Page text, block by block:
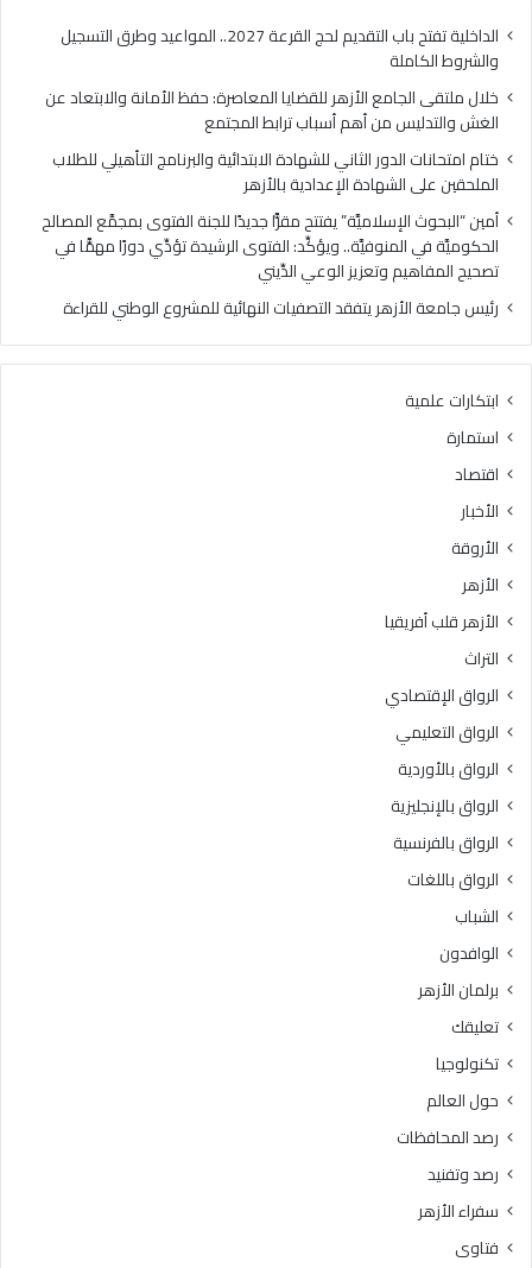
أهم
أسباب
ترابط
المجتمع
الداخلية تفتح باب التقديم لحج القرعة 2027.. المواعيد وطرق التسجيل
والشروط الكاملة
خلال ملتقى الجامع الأزهر للقضايا المعاصرة: حفظ الأمانة والابتعاد عن
الغش والتدليس من أهم أسباب ترابط المجتمع
ختام امتحانات الدور الثاني للشهادة الابتدائية والبرنامج التأهيلي للطلاب
الملحقين على الشهادة الإعدادية بالأزهر
أمين “البحوث الإسلاميَّة” يفتتح مقرًّا جديدًا للجنة الفتوى بمجمَّع المصالح
الحكوميَّة في المنوفيَّة.. ويؤكِّد: الفتوى الرشيدة تؤدِّي دورًا مهمًّا في
تصحيح المفاهيم وتعزيز الوعي الدِّيني
رئيس جامعة الأزهر يتفقد التصفيات النهائية للمشروع الوطني للقراءة
ابتكارات علمية
استمارة
اقتصاد
الأخبار
الأروقة
الأزهر
الأزهر قلب أفريقيا
التراث
الرواق الإقتصادي
الرواق التعليمي
الرواق بالأوردية
الرواق بالإنجليزية
الرواق بالفرنسية
الرواق باللغات
الشباب
الوافدون
برلمان الأزهر
تعليقك
تكنولوجيا
حول العالم
رصد المحافظات
رصد وتفنيد
سفراء الأزهر
فتاوى